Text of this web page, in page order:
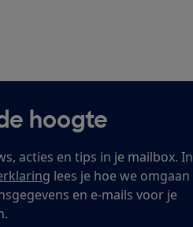
hoogte
acties en tips in je mailbox. In
lees je hoe we omgaan
en e-mails voor je